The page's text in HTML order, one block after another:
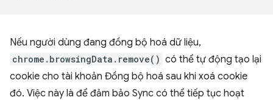
Nếu người dùng đang đồng bộ hoá dữ liệu,
chrome.browsingData.remove() có thể tự động tạo lại
cookie cho tài khoản Đồng bộ hoá sau khi xoá cookie
đó. Việc này là để đảm bảo Sync có thể tiếp tục hoạt